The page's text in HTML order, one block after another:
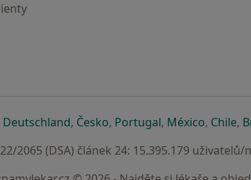
záložce
v nové záložce
otevře v nové záložce
Deutschlandse otevře v nové záložce
, Českose otevře v nové záložce
, Portugalse otevře v nové
, Méxicose
, Chilese
,
2065 (DSA) článek 24: 15.395.179 uživatelů/